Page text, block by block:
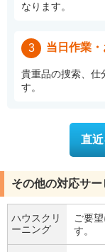
なります。
3 当日作業
貴重品の捜索、仕
す。
直
その他の対応サー
ハウスクリ
ーニング
ご要
す。